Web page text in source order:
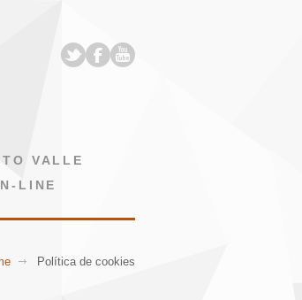
VALLE
LINE
Política de cookies